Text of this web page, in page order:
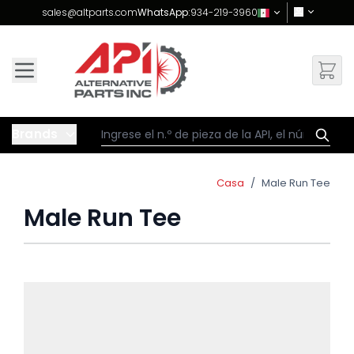
Skip to Content
sales@altparts.comWhatsApp:934-219-3960
Casa / Male Run Tee
Male Run Tee